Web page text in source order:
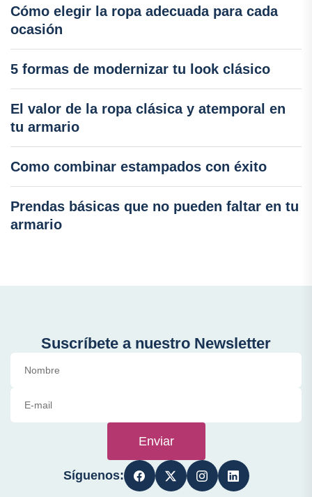
Cómo elegir la ropa adecuada para cada
ocasión
5 formas de modernizar tu look clásico
El valor de la ropa clásica y atemporal en
tu armario
Como combinar estampados con éxito
Prendas básicas que no pueden faltar en tu
armario
Suscríbete a nuestro Newsletter
Enviar
Síguenos: